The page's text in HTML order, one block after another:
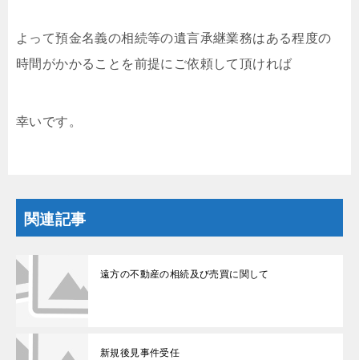
よって預金名義の相続等の遺言承継業務はある程度の
時間がかかることを前提にご依頼して頂ければ
幸いです。
関連記事
遠方の不動産の相続及び売買に関して
新規後見事件受任